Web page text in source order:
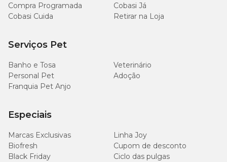
Compra Programada
Cobasi Já
Cobasi Cuida
Retirar na Loja
Serviços Pet
Banho e Tosa
Veterinário
Personal Pet
Adoção
Franquia Pet Anjo
Especiais
Marcas Exclusivas
Linha Joy
Biofresh
Cupom de desconto
Black Friday
Ciclo das pulgas